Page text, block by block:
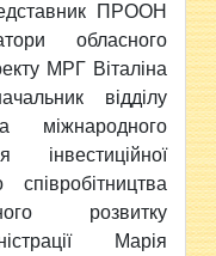
ПРООН
обласного
МРГ Віталіна
відділу
міжнародного
інвестиційної
розвитку
Марія